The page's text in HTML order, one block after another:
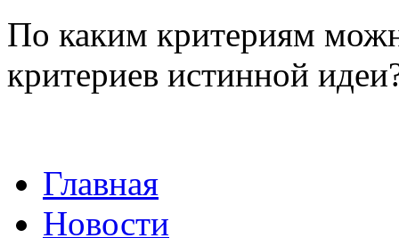
По каким критериям
критериев истинной
Главная
Новости